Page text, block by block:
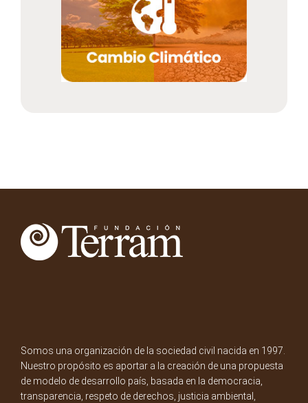
Somos una organización de la sociedad civil nacida en 1997.
Nuestro propósito es aportar a la creación de una propuesta
de modelo de desarrollo país, basada en la democracia,
transparencia, respeto de derechos, justicia ambiental,